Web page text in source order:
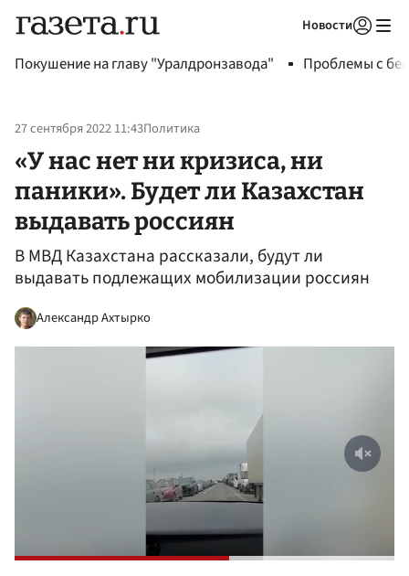
Новости
Покушение на главу "Уралдронзавода" Проблемы с
27 сентября 2022 11:43Политика
«У нас нет ни кризиса, ни
паники». Будет ли Казахстан
выдавать россиян
В МВД Казахстана рассказали, будут ли
выдавать подлежащих мобилизации россиян
Александр Ахтырко